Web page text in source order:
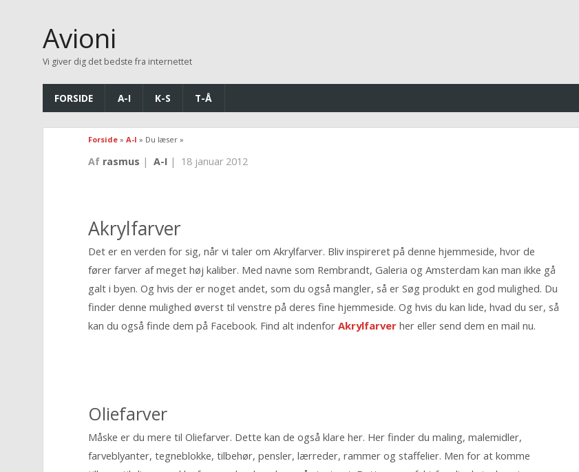
Avioni
Vi giver dig det bedste fra internettet
FORSIDE A-I K-S T-Å
Forside »A-I » Du læser »
Af rasmus |A-I | 18 januar 2012
Akrylfarver
Det er en verden for sig, når vi taler om Akrylfarver. Bliv inspireret på denne hjemmeside, hvor de
fører farver af meget høj kaliber. Med navne som Rembrandt, Galeria og Amsterdam kan man ikke gå
galt i byen. Og hvis der er noget andet, som du også mangler, så er Søg produkt en god mulighed. Du
finder denne mulighed øverst til venstre på deres fine hjemmeside. Og hvis du kan lide, hvad du ser, så
kan du også finde dem på Facebook. Find alt indenforAkrylfarver her eller send dem en mail nu.
Oliefarver
Måske er du mere til Oliefarver. Dette kan de også klare her. Her finder du maling, malemidler,
farveblyanter, tegneblokke, tilbehør, pensler, lærreder, rammer og staffelier. Men for at komme